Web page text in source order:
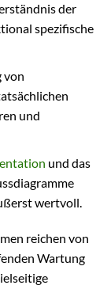
der
spezifische
von
und
und das
wertvoll.
reichen von
Wartung